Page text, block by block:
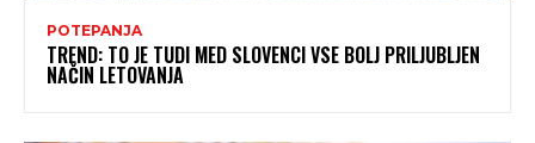
POTEPANJA
TREND: TO JE TUDI MED SLOVENCI VSE BOLJ PRILJUBLJEN
NAČIN LETOVANJA